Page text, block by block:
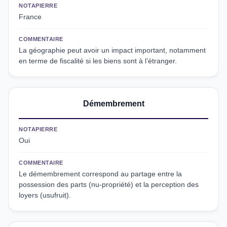
NOTAPIERRE
France
COMMENTAIRE
La géographie peut avoir un impact important, notamment
en terme de fiscalité si les biens sont à l’étranger.
Démembrement
NOTAPIERRE
Oui
COMMENTAIRE
Le démembrement correspond au partage entre la
possession des parts (nu-propriété) et la perception des
loyers (usufruit).